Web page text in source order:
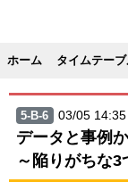
ホーム タイムテー
5-B-6 03/05
データと事例
～陥りがちな3